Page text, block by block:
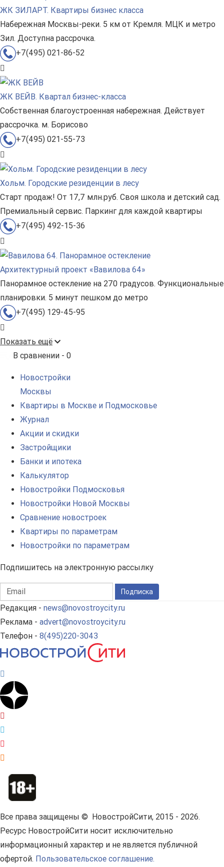
ЖК ЗИЛАРТ. Квартиры бизнес класса
Набережная Москвы-реки. 5 км от Кремля. МЦК и метро
Зил. Доступна рассрочка.
+7(495) 021-86-52
ЖК ВЕЙВ. Квартал бизнес-класса
Собственная благоустроенная набережная. Действует
рассрочка. м. Борисово
+7(495) 021-55-73
Хольм. Городские резиденции в лесу
Старт продаж! От 17,7 млн.руб. Своя школа и детский сад.
Премиальный сервис. Паркинг для каждой квартиры
+7(495) 492-15-36
Архитектурный проект «Вавилова 64»
Панорамное остекление на 270 градусов. Функциональные
планировки. 5 минут пешком до метро
+7(495) 129-45-95
Показать ещё
В сравнении - 0
Новостройки
Москвы
Квартиры в Москве и Подмосковье
Журнал
Акции и скидки
Застройщики
Банки и ипотека
Калькулятор
Новостройки Подмосковья
Новостройки Новой Москвы
Сравнение новостроек
Квартиры по параметрам
Новостройки по параметрам
Подпишитесь на электронную рассылку
Подписка
Редакция - news@novostroycity.ru
Реклама - advert@novostroycity.ru
Телефон - 8(495)220-3043
Все права защищены © НовостройСити, 2015 - 2026.
Ресурс НовостройСити носит исключительно
информационный характер и не является публичной
офертой. Пользовательское соглашение.